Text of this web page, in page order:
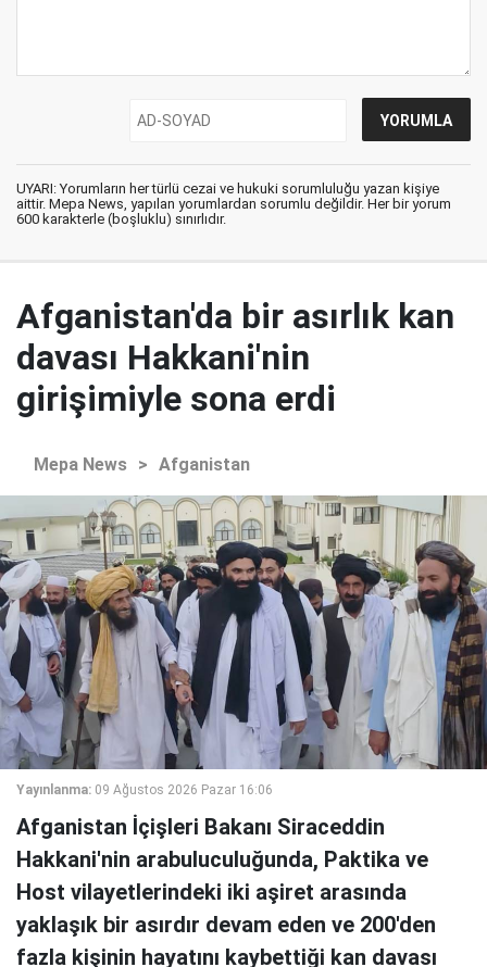
UYARI: Yorumların her türlü cezai ve hukuki sorumluluğu yazan kişiye
aittir. Mepa News, yapılan yorumlardan sorumlu değildir. Her bir yorum
600 karakterle (boşluklu) sınırlıdır.
Afganistan'da bir asırlık kan
davası Hakkani'nin
girişimiyle sona erdi
Mepa News > Afganistan
Yayınlanma: 09 Ağustos 2026 Pazar 16:06
Afganistan İçişleri Bakanı Siraceddin
Hakkani'nin arabuluculuğunda, Paktika ve
Host vilayetlerindeki iki aşiret arasında
yaklaşık bir asırdır devam eden ve 200'den
fazla kişinin hayatını kaybettiği kan davası